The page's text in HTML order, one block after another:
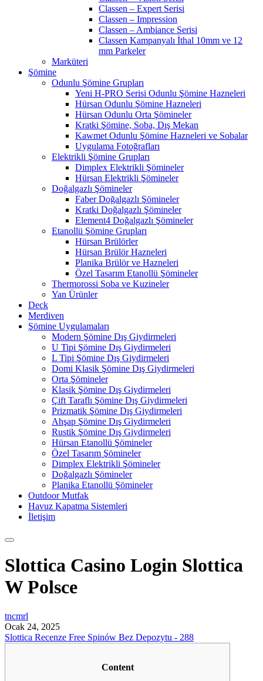
Classen – Expert Serisi
Classen – Impression
Classen – Ambiance Serisi
Classen Kampanyalı İthal 10mm ve 12
mm Parkeler
Marküteri
Şömine
Odunlu Şömine Grupları
Yeni H-PRO Serisi Odunlu Şömine Hazneleri
Hürsan Odunlu Şömine Hazneleri
Hürsan Odunlu Orta Şömineler
Kratki Şömine, Soba, Dış Mekan
Kawmet Odunlu Şömine Hazneleri ve Sobalar
Uygulama Fotoğrafları
Elektrikli Şömine Grupları
Dimplex Elektrikli Şömineler
Hürsan Elektrikli Şömineler
Doğalgazlı Şömineler
Faber Doğalgazlı Şömineler
Kratki Doğalgazlı Şömineler
Element4 Doğalgazlı Şömineler
Etanollü Şömine Grupları
Hürsan Brülörler
Hürsan Brülör Hazneleri
Planika Brülör ve Hazneleri
Özel Tasarım Etanollü Şömineler
Thermorossi Soba ve Kuzineler
Yan Ürünler
Deck
Merdiven
Şömine Uygulamaları
Modern Şömine Dış Giydirmeleri
U Tipi Şömine Dış Giydirmeleri
L Tipi Şömine Dış Giydirmeleri
Domi Klasik Şömine Dış Giydirmeleri
Orta Şömineler
Klasik Şömine Dış Giydirmeleri
Çift Taraflı Şömine Dış Giydirmeleri
Prizmatik Şömine Dış Giydirmeleri
Ahşap Şömine Dış Giydirmeleri
Rustik Şömine Dış Giydirmeleri
Hürsan Etanollü Şömineler
Özel Tasarım Şömineler
Dimplex Elektrikli Şömineler
Doğalgazlı Şömineler
Planika Etanollü Şömineler
Outdoor Mutfak
Havuz Kapatma Sistemleri
İletişim
Slottica Casino Login Slottica
W Polsce
tncmrl
Ocak 24, 2025
Slottica Recenze Free Spinów Bez Depozytu - 288
Content